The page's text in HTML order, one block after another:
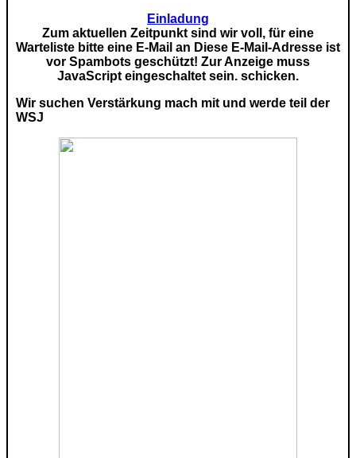
Einladung
Zum aktuellen Zeitpunkt sind wir voll, für eine
Warteliste bitte eine E-Mail an Diese E-Mail-Adresse ist
vor Spambots geschützt! Zur Anzeige muss
JavaScript eingeschaltet sein. schicken.
Wir suchen Verstärkung mach mit und werde teil der
WSJ